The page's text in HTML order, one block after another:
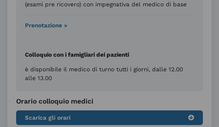
(esami pre ricovero) con impegnativa del medico di base
Prenotazione »
Colloquio con i famigliari dei pazienti
è disponibile il medico di turno tutti i giorni, dalle 12.00
alle 13.00
Orario colloquio medici
Scarica gli orari